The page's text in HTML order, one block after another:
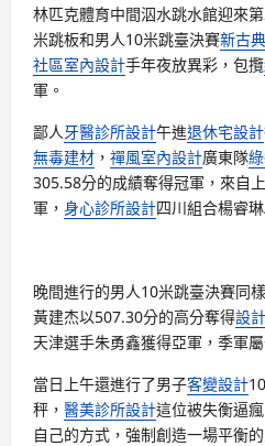
林匹克體育中間泅水跳水館迎來
米跳板和男人10米跳臺決賽新古
社區室內設計手年夜放異彩，包攬
軍。
鄙人牙醫診所設計午進退休宅設計
無毒建材 ， 禪風室內設計廣東隊
305.58分的成績奪得冠軍，來自
軍， 身心診所設計四川組合楊睿
晚間進行的男人10米跳臺決賽同
黃建杰以507.30分的高分奪得設
天津選手朱勇鑫獲得亞軍，季軍
當日上午還進行了男子客變設計
秤， 醫美診所設計這位被失衡逼
自己的方式，強制創造一場平衡